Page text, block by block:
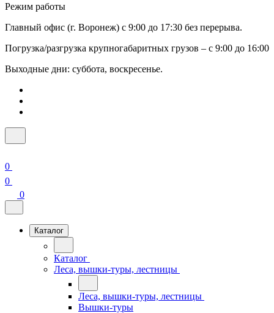
Режим работы
Главный офис (г. Воронеж) с 9:00 до 17:30 без перерыва.
Погрузка/разгрузка крупногабаритных грузов – с 9:00 до 16:00
Выходные дни: суббота, воскресенье.
0
0
0
Каталог
Каталог
Леса, вышки-туры, лестницы
Леса, вышки-туры, лестницы
Вышки-туры